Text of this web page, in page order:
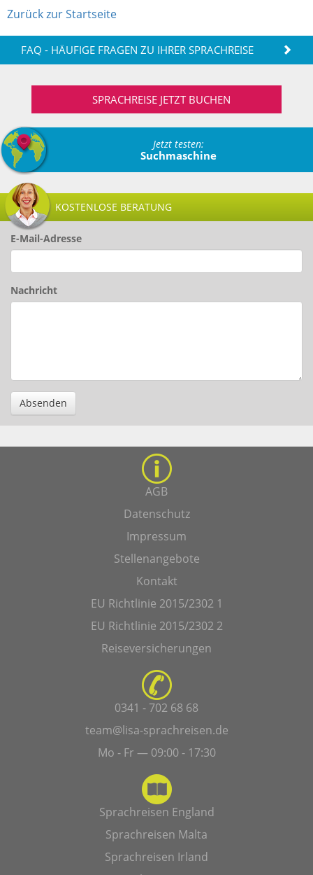
Zurück zur Startseite
FAQ - HÄUFIGE FRAGEN ZU IHRER SPRACHREISE
SPRACHREISE JETZT BUCHEN
Jetzt testen:
Suchmaschine
KOSTENLOSE BERATUNG
E-Mail-Adresse
Nachricht
Absenden
AGB
Datenschutz
Impressum
Stellenangebote
Kontakt
EU Richtlinie 2015/2302 1
EU Richtlinie 2015/2302 2
Reiseversicherungen
0341 - 702 68 68
team@lisa-sprachreisen.de
Mo - Fr — 09:00 - 17:30
Sprachreisen England
Sprachreisen Malta
Sprachreisen Irland